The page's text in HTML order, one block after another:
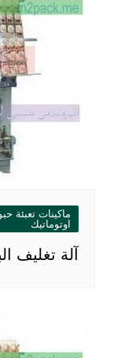
ماكينات تعبئة
اوتوماتيك
آلة تغليف